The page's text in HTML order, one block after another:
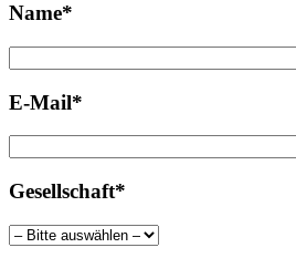
Name*
E-Mail*
Gesellschaft*